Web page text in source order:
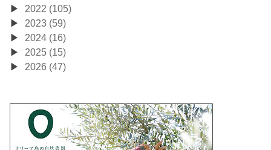
2022 (105)
2023 (59)
2024 (16)
2025 (15)
2026 (47)